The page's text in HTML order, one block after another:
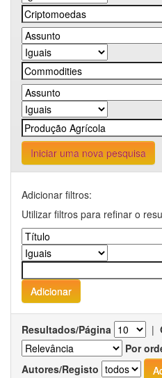
Iniciar uma nova pesquisa
Adicionar filtros:
Utilizar filtros para refinar o
Resultados/Página |
Por
Autores/Registo